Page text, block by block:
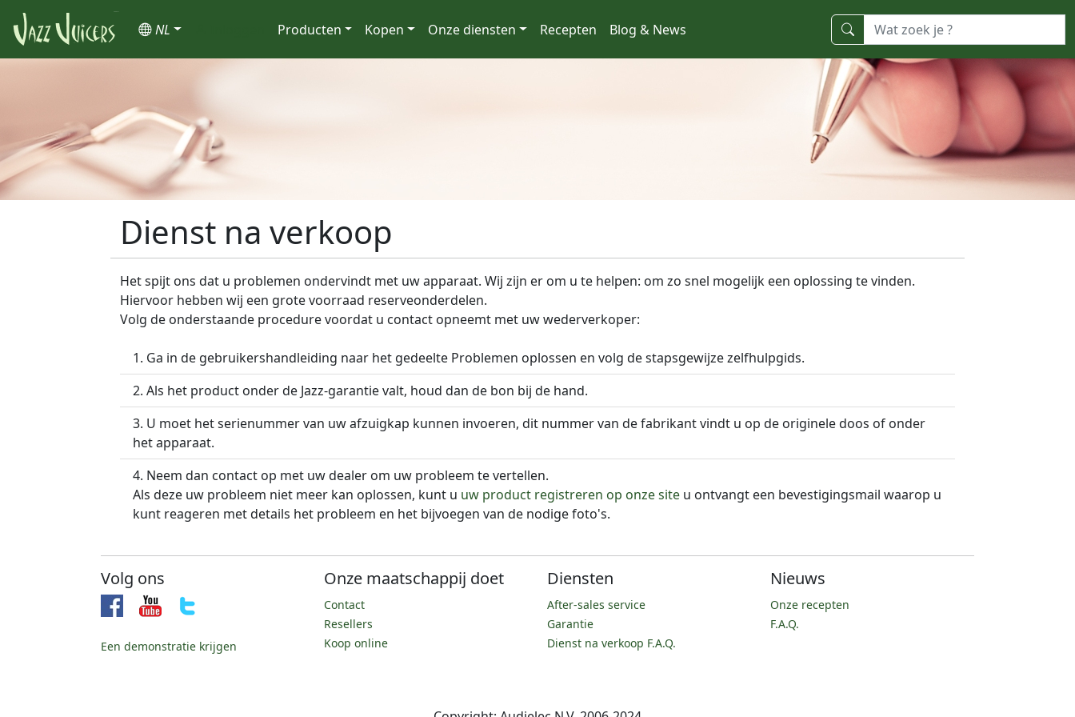
NL Producten Kopen Onze diensten Recepten Blog & News
Dienst na verkoop
Het spijt ons dat u problemen ondervindt met uw apparaat. Wij zijn er om u te helpen: om zo snel mogelijk een oplossing te vinden.
Hiervoor hebben wij een grote voorraad reserveonderdelen.
Volg de onderstaande procedure voordat u contact opneemt met uw wederverkoper:
Ga in de gebruikershandleiding naar het gedeelte Problemen oplossen en volg de stapsgewijze zelfhulpgids.
Als het product onder de Jazz-garantie valt, houd dan de bon bij de hand.
U moet het serienummer van uw afzuigkap kunnen invoeren, dit nummer van de fabrikant vindt u op de originele doos of onder
het apparaat.
Neem dan contact op met uw dealer om uw probleem te vertellen.
Als deze uw probleem niet meer kan oplossen, kunt u uw product registreren op onze site u ontvangt een bevestigingsmail waarop u
kunt reageren met details het probleem en het bijvoegen van de nodige foto's.
Volg ons
Een demonstratie krijgen
Onze maatschappij doet
Contact
Resellers
Koop online
Diensten
After-sales service
Garantie
Dienst na verkoop F.A.Q.
Nieuws
Onze recepten
F.A.Q.